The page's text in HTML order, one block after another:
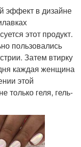
эффект в дизайне
этот продукт.
пользовались
Затем втирку
каждая женщина
этой
только геля, гель-